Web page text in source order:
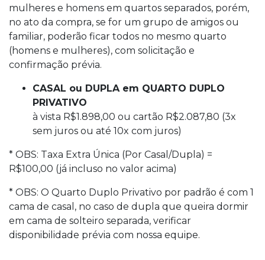
mulheres e homens em quartos separados, porém,
no ato da compra, se for um grupo de amigos ou
familiar, poderão ficar todos no mesmo quarto
(homens e mulheres), com solicitação e
confirmação prévia.
CASAL ou DUPLA em QUARTO DUPLO
PRIVATIVO
à vista R$1.898,00 ou cartão R$2.087,80 (3x
sem juros ou até 10x com juros)
* OBS: Taxa Extra Única (Por Casal/Dupla) =
R$100,00 (já incluso no valor acima)
* OBS: O Quarto Duplo Privativo por padrão é com 1
cama de casal, no caso de dupla que queira dormir
em cama de solteiro separada, verificar
disponibilidade prévia com nossa equipe.